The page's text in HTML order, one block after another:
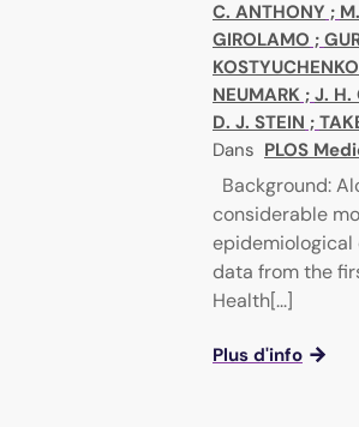
C. ANTHONY ;
GIROLAMO ;
NEUMARK ; J. H.
D. J. STEIN ;
Dans PLOS
Background:
considerable
epidemiological
data from the
Health[...]
Plus d'info